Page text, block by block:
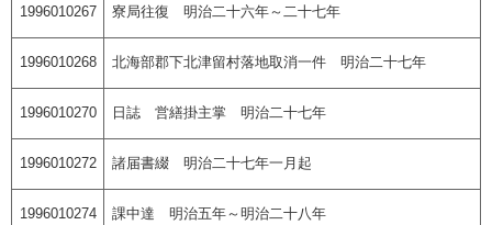
1996010267 寮局往復 明治二十六年～二十七年
1996010268 北海部郡下北津留村落地取消一件 明治二十七年
1996010270 日誌 営繕掛主掌 明治二十七年
1996010272 諸届書綴 明治二十七年一月起
1996010274 課中達 明治五年～明治二十八年